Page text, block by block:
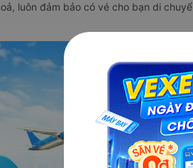
luôn đảm bảo có vé cho bạn di